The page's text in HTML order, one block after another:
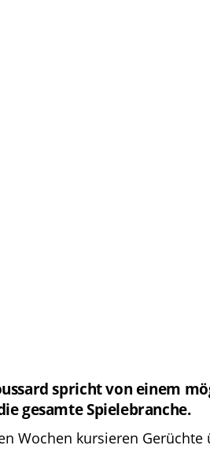
spricht von einem
gesamte Spielebranche.
Wochen kursieren